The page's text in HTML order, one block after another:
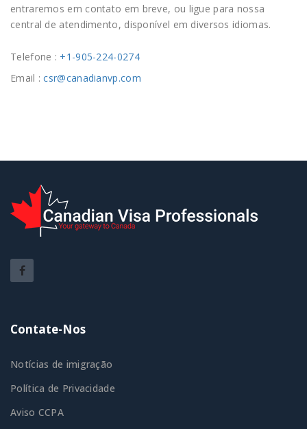
entraremos em contato em breve, ou ligue para nossa
central de atendimento, disponível em diversos idiomas.
Telefone : +1-905-224-0274
Email :csr@canadianvp.com
Contate-Nos
Notícias de imigração
Política de Privacidade
Aviso CCPA